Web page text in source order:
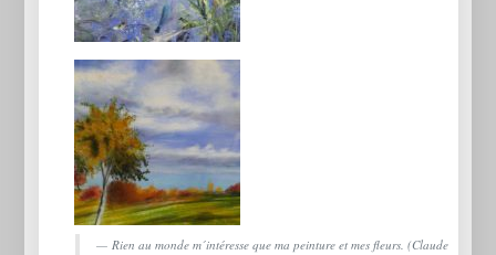
Rien au monde m´intéresse que ma peinture et mes fleurs. (Claude